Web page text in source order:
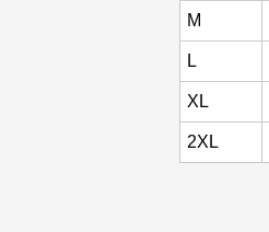
M
L
XL
2XL